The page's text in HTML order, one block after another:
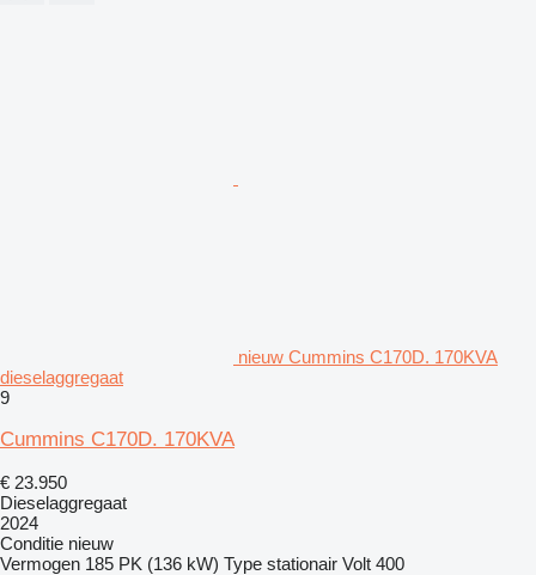
nieuw Cummins C170D. 170KVA
dieselaggregaat
9
Cummins C170D. 170KVA
€ 23.950
Dieselaggregaat
2024
Conditie nieuw
Vermogen 185 PK (136 kW) Type stationair Volt 400